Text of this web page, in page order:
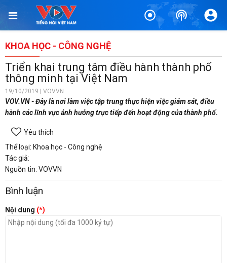
KHOA HỌC - CÔNG NGHỆ
Triển khai trung tâm điều hành thành phố
thông minh tại Việt Nam
19/10/2019 | VOVVN
VOV.VN - Đây là nơi làm việc tập trung thực hiện việc giám sát, điều
hành các lĩnh vực ảnh hưởng trực tiếp đến hoạt động của thành phố.
Yêu thích
Thể loại: Khoa học - Công nghệ
Tác giả:
Nguồn tin: VOVVN
Bình luận
Nội dung (*)